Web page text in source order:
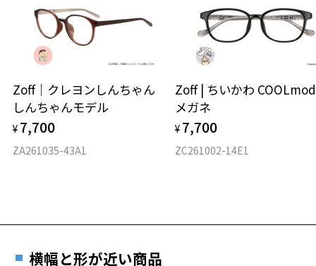
※着脱式サングラス：デモレンズ、アタッチメント込みの重さ
タイプ
材質
Zoff｜クレヨンしんちゃん
しんちゃんモデル
¥ 7,700
ZA261035-43A1
Zoff | ちいかわ
メガネ
¥ 7,700
ZC261002-14E1
横幅と形が近い商品